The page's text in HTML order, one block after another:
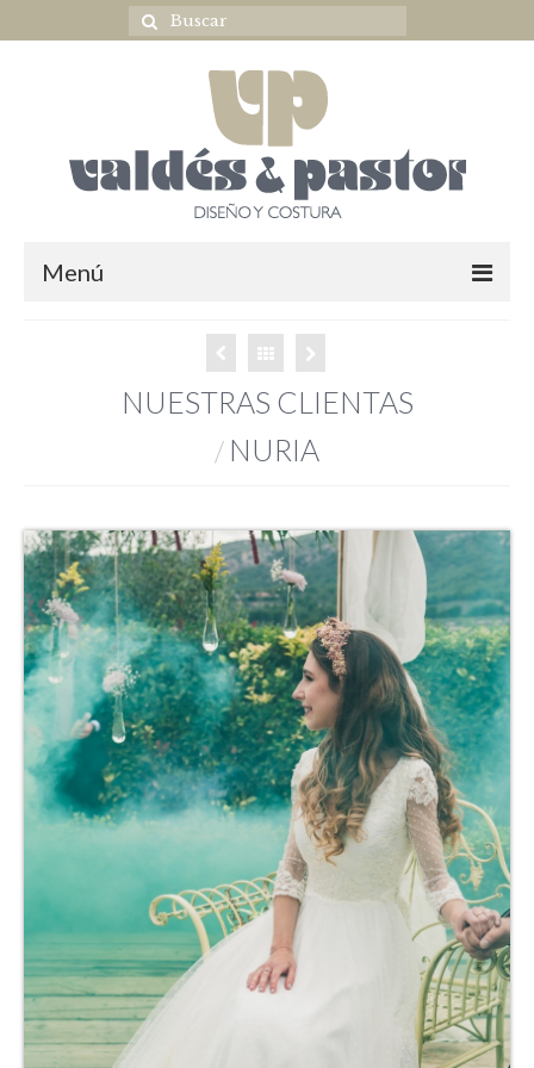
Menú
ULTIMAS COLECCIONES
Complementos novia
COMUNIÓN
Niña
Complementos comunión
FESTERAS
NUESTRAS CLIENTAS
Donde estamos
Nuestro taller
Nuestra Historia
NUESTRAS CLIENTAS
/ NURIA